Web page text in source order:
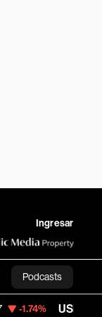
Ingresar
Podcasts
USD COP